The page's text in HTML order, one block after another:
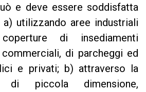
e deve essere soddisfatta
a) utilizzando aree industriali
di insediamenti
di parcheggi ed
e privati; b) attraverso la
di piccola dimensione,